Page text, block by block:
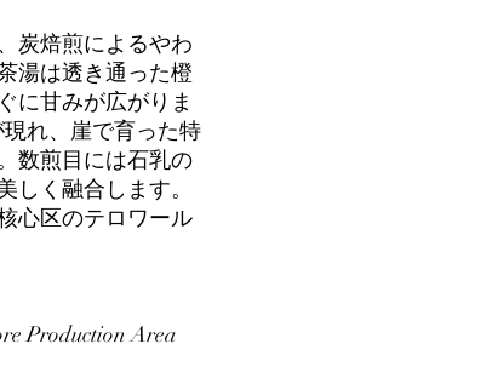
炭焙煎によるやわ
湯は透き通った橙
に甘みが広がりま
れ、崖で育った特
数煎目には石乳の
しく融合します。
心区のテロワール
Production Area